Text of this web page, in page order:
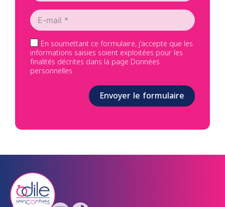
En soumettant ce formulaire, j'accepte que les
informations saisies soient exploitées pour les
finalités décrites dans la page Données
personnelles
Envoyer le formulaire